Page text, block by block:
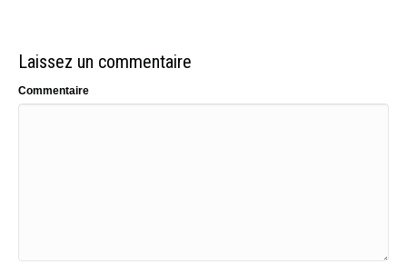
Laissez un commentaire
Commentaire